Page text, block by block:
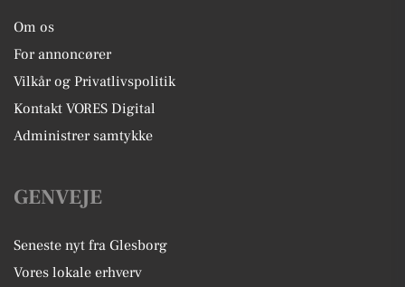
Om os
For annoncører
Vilkår og Privatlivspolitik
Kontakt VORES Digital
Administrer samtykke
GENVEJE
Seneste nyt fra Glesborg
Vores lokale erhverv